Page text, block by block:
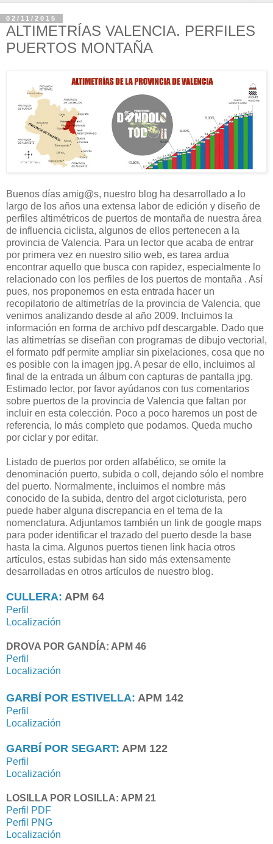
02/11/2015
ALTIMETRÍAS VALENCIA. PERFILES
PUERTOS MONTAÑA
Buenos días amig@s, nuestro blog ha desarrollado a lo
largo de los años una extensa labor de edición y diseño de
perfiles altimétricos de puertos de montaña de nuestra área
de influencia ciclista, algunos de ellos pertenecen a la
provincia de Valencia. Para un lector que acaba de entrar
por primera vez en nuestro sitio web, es tarea ardua
encontrar aquello que busca con rapidez, especialmente lo
relacionado con los perfiles de los puertos de montaña . Así
pues, nos proponemos en esta entrada hacer un
recopilatorio de altimetrías de la provincia de Valencia, que
venimos analizando desde al año 2009. Incluimos la
información en forma de archivo pdf descargable. Dado que
las altimetrías se diseñan con programas de dibujo vectorial,
el formato pdf permite ampliar sin pixelaciones, cosa que no
es posible con la imagen jpg. A pesar de ello, incluimos al
final de la entrada un álbum con capturas de pantalla jpg.
Estimado lector, por favor ayúdanos con tus comentarios
sobre puertos de la provincia de Valencia que faltan por
incluir en esta colección. Poco a poco haremos un post de
referencia, lo más completo que podamos. Queda mucho
por ciclar y por editar.
Listado de puertos por orden alfabético, se omite la
denominación puerto, subida o coll, dejando sólo el nombre
del puerto. Normalmente, incluimos el nombre más
conocido de la subida, dentro del argot cicloturista, pero
puede haber alguna discrepancia en el tema de la
nomenclatura. Adjuntamos también un link de google maps
para poder identificar el trazado del puerto desde la base
hasta la cima. Algunos puertos tienen link hacia otros
artículos, estas subidas han sido más extensamente
desarrolladas en otros artículos de nuestro blog.
CULLERA: APM 64
Perfil
Localización
DROVA POR GANDÍA: APM 46
Perfil
Localización
GARBÍ POR ESTIVELLA: APM 142
Perfil
Localización
GARBÍ POR SEGART: APM 122
Perfil
Localización
LOSILLA POR LOSILLA: APM 21
Perfil PDF
Perfil PNG
Localización